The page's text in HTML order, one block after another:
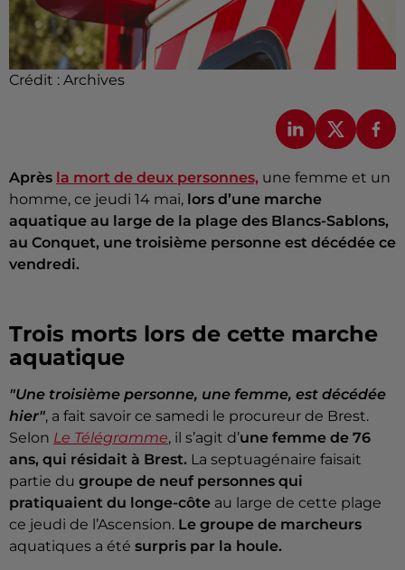
Crédit : Archives
Après la mort de deux personnes, une femme et un
homme, ce jeudi 14 mai, lors d’une marche
aquatique au large de la plage des Blancs-Sablons,
au Conquet, une troisième personne est décédée ce
vendredi.
Trois morts lors de cette marche
aquatique
"Une troisième personne, une femme, est décédée
hier", a fait savoir ce samedi le procureur de Brest.
Selon Le Télégramme, il s’agit d’une femme de 76
ans, qui résidait à Brest. La septuagénaire faisait
partie du groupe de neuf personnes qui
pratiquaient du longe-côte au large de cette plage
ce jeudi de l’Ascension. Le groupe de marcheurs
aquatiques a été surpris par la houle.